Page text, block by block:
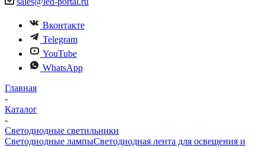
Вконтакте
Telegram
YouTube
WhatsApp
Главная
-
Каталог
-
Светодиодные светильники
Светодиодные лампыСветодиодная лента для освещения и